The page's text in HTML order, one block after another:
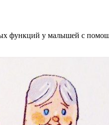
функций у малышей с